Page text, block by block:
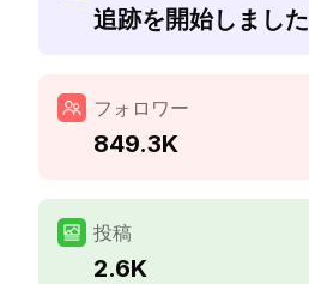
追跡を開始しました
フォロワー
849.3K
投稿
2.6K